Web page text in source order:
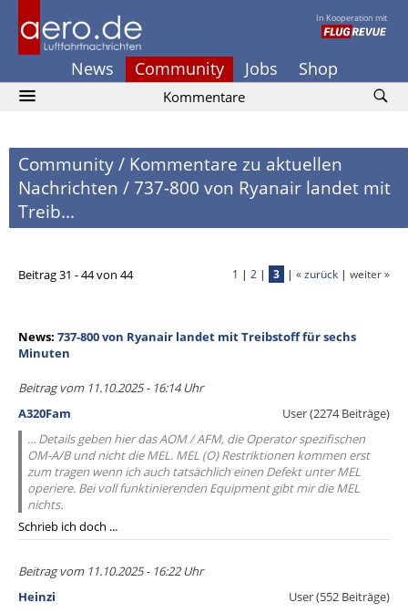
In Kooperation mit
News Community Jobs Shop
Kommentare
Community/ Kommentare zu aktuellen
Nachrichten / 737-800 von Ryanair landet mit
Treib...
Beitrag 31 - 44 von 44 1 | 2 | 3 | « zurück | weiter »
News: 737-800 von Ryanair landet mit Treibstoff für sechs
Minuten
Beitrag vom 11.10.2025 - 16:14 Uhr
A320Fam
User (2274 Beiträge)
... Details geben hier das AOM / AFM, die Operator spezifischen
OM-A/B und nicht die MEL. MEL (O) Restriktionen kommen erst
zum tragen wenn ich auch tatsächlich einen Defekt unter MEL
operiere. Bei voll funktinierenden Equipment gibt mir die MEL
nichts.
Schrieb ich doch ...
Beitrag vom 11.10.2025 - 16:22 Uhr
Heinzi
User (552 Beiträge)